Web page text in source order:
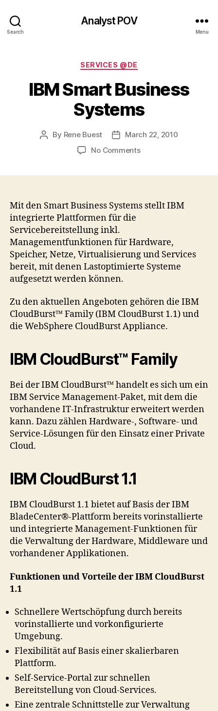
Search
Analyst POV
Menu
Categories
SERVICES @DE
IBM Smart Business
Systems
Post
By Rene Buest
PostMarch 22, 2010
No Commentson
Mit den Smart Business Systems stellt IBM
integrierte Plattformen für die
Servicebereitstellung inkl.
Managementfunktionen für Hardware,
Speicher, Netze, Virtualisierung und Services
bereit, mit denen Lastoptimierte Systeme
aufgesetzt werden können.
Zu den aktuellen Angeboten gehören die IBM
CloudBurst™ Family (IBM CloudBurst 1.1) und
die WebSphere CloudBurst Appliance.
IBM CloudBurst™ Family
Bei der IBM CloudBurst™ handelt es sich um ein
IBM Service Management-Paket, mit dem die
vorhandene IT-Infrastruktur erweitert werden
kann. Dazu zählen Hardware-, Software- und
Service-Lösungen für den Einsatz einer Private
Cloud.
IBM CloudBurst 1.1
IBM CloudBurst 1.1 bietet auf Basis der IBM
BladeCenter®-Plattform bereits vorinstallierte
und integrierte Management-Funktionen für
die Verwaltung der Hardware, Middleware und
vorhandener Applikationen.
Funktionen und Vorteile der IBM CloudBurst
1.1
Schnellere Wertschöpfung durch bereits
vorinstallierte und vorkonfigurierte
Umgebung.
Flexibilität auf Basis einer skalierbaren
Plattform.
Self-Service-Portal zur schnellen
Bereitstellung von Cloud-Services.
Eine zentrale Schnittstelle zur Verwaltung